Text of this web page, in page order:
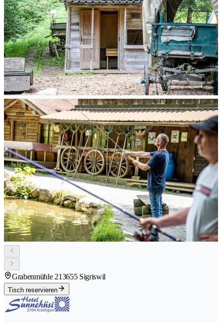
Grabenmühle 213655 Sigriswil
Tisch reservieren